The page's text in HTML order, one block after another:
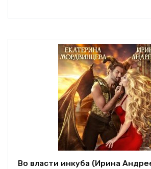
Во власти инкуба (Ирина